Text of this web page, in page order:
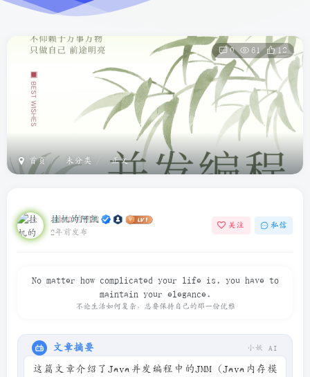
首页 未分类 正文
0 61 12
挂机的阿凯
2年前发布
关注 私信
No matter how complicated your life is, you have to
maintain your elegance.
不论生活如何复杂，总要保持自己的那一份优雅
文章摘要 小妖 AI
这篇文章介绍了Java并发编程中的JMM（Java内存模